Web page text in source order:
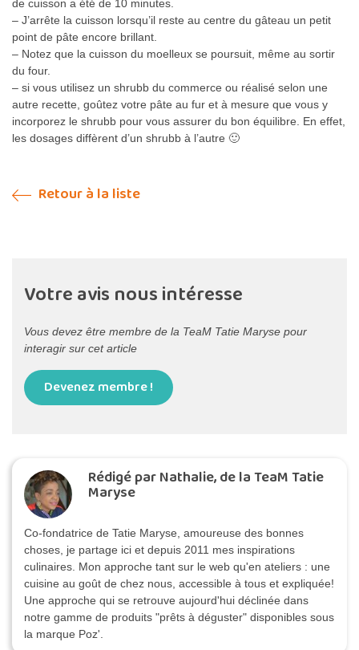
de cuisson a été de 10 minutes.
– J’arrête la cuisson lorsqu’il reste au centre du gâteau un petit
point de pâte encore brillant.
– Notez que la cuisson du moelleux se poursuit, même au sortir
du four.
– si vous utilisez un shrubb du commerce ou réalisé selon une
autre recette, goûtez votre pâte au fur et à mesure que vous y
incorporez le shrubb pour vous assurer du bon équilibre. En effet,
les dosages diffèrent d’un shrubb à l’autre 🙂
Retour à la liste
Votre avis nous intéresse
Vous devez être membre de la TeaM Tatie Maryse pour
interagir sur cet article
Devenez membre !
Rédigé par Nathalie, de la TeaM Tatie
Maryse
Co-fondatrice de Tatie Maryse, amoureuse des bonnes
choses, je partage ici et depuis 2011 mes inspirations
culinaires. Mon approche tant sur le web qu'en ateliers : une
cuisine au goût de chez nous, accessible à tous et expliquée!
Une approche qui se retrouve aujourd'hui déclinée dans
notre gamme de produits "prêts à déguster" disponibles sous
la marque Poz'.